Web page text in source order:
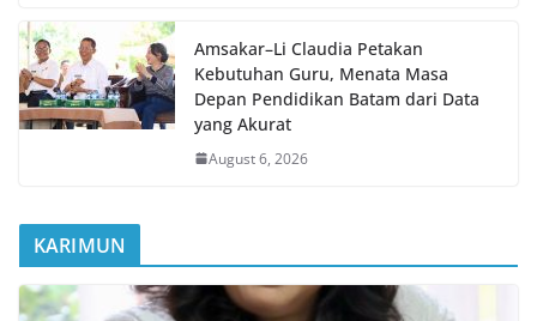
Amsakar–Li Claudia Petakan
Kebutuhan Guru, Menata Masa
Depan Pendidikan Batam dari Data
yang Akurat
August 6, 2026
KARIMUN